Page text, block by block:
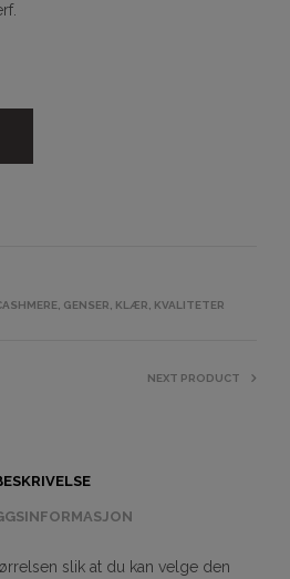
, GENSER, KLÆR, KVALITETER
NEXT PRODUCT
slik at du kan velge den